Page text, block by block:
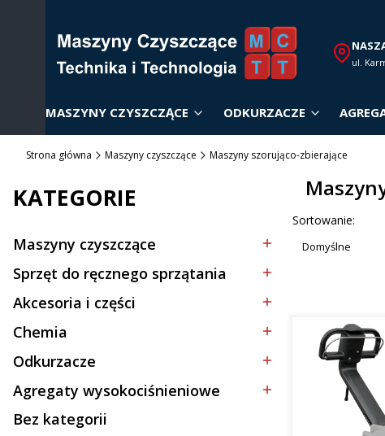
ul.
MASZYNY CZYSZCZĄCE ODKURZACZE
Strona główna Maszyny czyszczące Maszyny szorująco-zbierające
KATEGORIE
Kategoria - Maszyny czyszczące
Maszyny czyszczące
Kategoria - Sprzęt do ręcznego sprzątania
Sprzęt do ręcznego sprzątania
Kategoria - Akcesoria i części
Akcesoria i części
Kategoria - Chemia
Chemia
Kategoria - Odkurzacze
Odkurzacze
Kategoria - Agregaty wysokociśnieniowe
Agregaty wysokociśnieniowe
Kategoria - Bez kategorii
Bez kategorii
Lista
Sortowanie:
Domyślne